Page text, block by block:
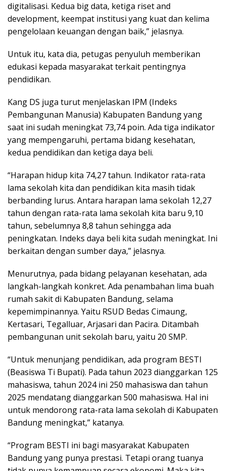
digitalisasi. Kedua big data, ketiga riset and
development, keempat institusi yang kuat dan kelima
pengelolaan keuangan dengan baik,” jelasnya.
Untuk itu, kata dia, petugas penyuluh memberikan
edukasi kepada masyarakat terkait pentingnya
pendidikan.
Kang DS juga turut menjelaskan IPM (Indeks
Pembangunan Manusia) Kabupaten Bandung yang
saat ini sudah meningkat 73,74 poin. Ada tiga indikator
yang mempengaruhi, pertama bidang kesehatan,
kedua pendidikan dan ketiga daya beli.
“Harapan hidup kita 74,27 tahun. Indikator rata-rata
lama sekolah kita dan pendidikan kita masih tidak
berbanding lurus. Antara harapan lama sekolah 12,27
tahun dengan rata-rata lama sekolah kita baru 9,10
tahun, sebelumnya 8,8 tahun sehingga ada
peningkatan. Indeks daya beli kita sudah meningkat. Ini
berkaitan dengan sumber daya,” jelasnya.
Menurutnya, pada bidang pelayanan kesehatan, ada
langkah-langkah konkret. Ada penambahan lima buah
rumah sakit di Kabupaten Bandung, selama
kepemimpinannya. Yaitu RSUD Bedas Cimaung,
Kertasari, Tegalluar, Arjasari dan Pacira. Ditambah
pembangunan unit sekolah baru, yaitu 20 SMP.
“Untuk menunjang pendidikan, ada program BESTI
(Beasiswa Ti Bupati). Pada tahun 2023 dianggarkan 125
mahasiswa, tahun 2024 ini 250 mahasiswa dan tahun
2025 mendatang dianggarkan 500 mahasiswa. Hal ini
untuk mendorong rata-rata lama sekolah di Kabupaten
Bandung meningkat,” katanya.
“Program BESTI ini bagi masyarakat Kabupaten
Bandung yang punya prestasi. Tetapi orang tuanya